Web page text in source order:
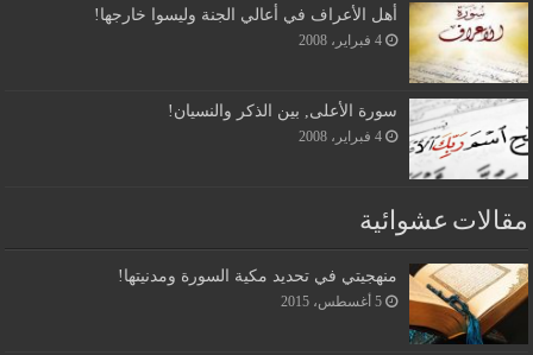
أهل الأعراف في أعالي الجنة وليسوا خارجها!
4 فبراير، 2008
سورة الأعلى, بين الذكر والنسيان!
4 فبراير، 2008
مقالات عشوائية
منهجيتي في تحديد مكية السورة ومدنيتها!
5 أغسطس، 2015